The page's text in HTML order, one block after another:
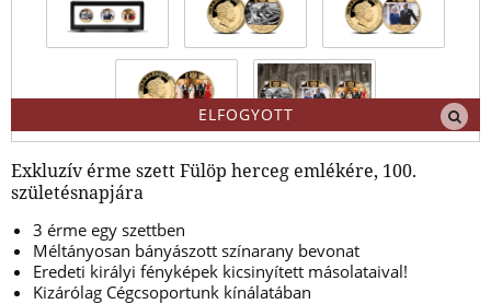
ELFOGYOTT
Exkluzív érme szett Fülöp herceg emlékére, 100.
születésnapjára
3 érme egy szettben
Méltányosan bányászott színarany bevonat
Eredeti királyi fényképek kicsinyített másolataival!
Kizárólag Cégcsoportunk kínálatában